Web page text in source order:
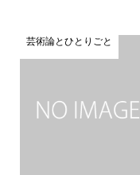
芸術論とひとりごと